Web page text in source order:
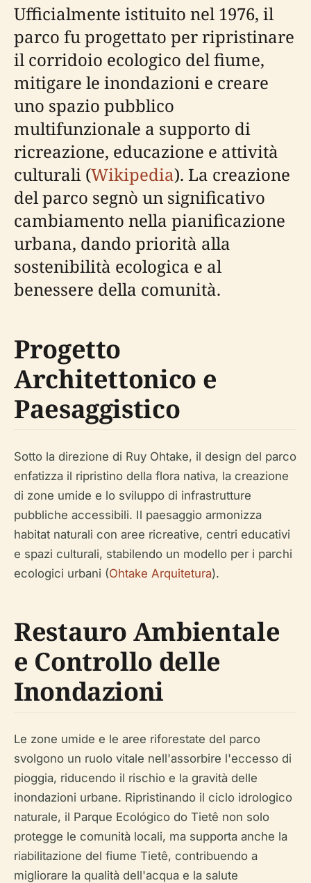
Ufficialmente istituito nel 1976, il
parco fu progettato per ripristinare
il corridoio ecologico del fiume,
mitigare le inondazioni e creare
uno spazio pubblico
multifunzionale a supporto di
ricreazione, educazione e attività
culturali (Wikipedia). La creazione
del parco segnò un significativo
cambiamento nella pianificazione
urbana, dando priorità alla
sostenibilità ecologica e al
benessere della comunità.
Progetto
Architettonico e
Paesaggistico
Sotto la direzione di Ruy Ohtake, il design del parco
enfatizza il ripristino della flora nativa, la creazione
di zone umide e lo sviluppo di infrastrutture
pubbliche accessibili. Il paesaggio armonizza
habitat naturali con aree ricreative, centri educativi
e spazi culturali, stabilendo un modello per i parchi
ecologici urbani (Ohtake Arquitetura).
Restauro Ambientale
e Controllo delle
Inondazioni
Le zone umide e le aree riforestate del parco
svolgono un ruolo vitale nell'assorbire l'eccesso di
pioggia, riducendo il rischio e la gravità delle
inondazioni urbane. Ripristinando il ciclo idrologico
naturale, il Parque Ecológico do Tietê non solo
protegge le comunità locali, ma supporta anche la
riabilitazione del fiume Tietê, contribuendo a
migliorare la qualità dell'acqua e la salute